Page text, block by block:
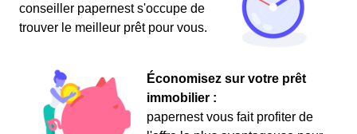
conseiller papernest s'occupe de
trouver le meilleur prêt pour vous.
Économisez sur votre prêt
immobilier :
papernest vous fait profiter de